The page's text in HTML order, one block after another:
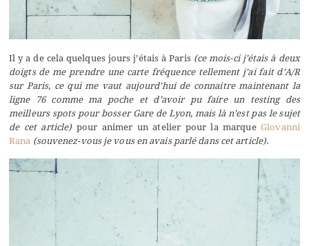
Il y a de cela quelques jours j’étais à Paris (ce mois-ci j’étais à deux
doigts de me prendre une carte fréquence tellement j’ai fait d’A/R
sur Paris, ce qui me vaut aujourd’hui de connaitre maintenant la
ligne 76 comme ma poche et d’avoir pu faire un testing des
meilleurs spots pour bosser Gare de Lyon, mais là n’est pas le sujet
de cet article) pour animer un atelier pour la marqueGiovanni
Rana (souvenez-vous je vous en avais parlé dans cet article).